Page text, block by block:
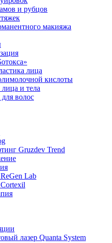
и рубцов
макияжа
лица
кислоты
и тела
волос
Gruzdev Trend
Lab
лазер Quanta System